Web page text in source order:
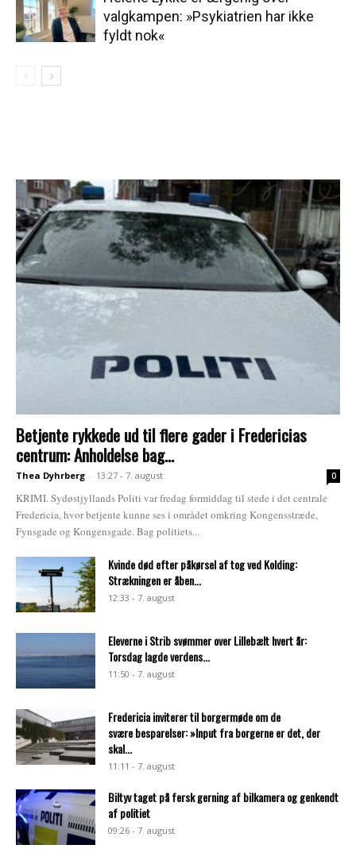
valgkampen: »Psykiatrien har ikke
fyldt nok«
Betjente rykkede ud til flere gader i Fredericias
centrum: Anholdelse bag...
Thea Dyhrberg - 13:27 - 7. august 0
KRIMI. Sydøstjyllands Politi var fredag formiddag til stede i det centrale
Fredericia, hvor betjente kunne ses i området omkring Kongensstræde,
Fynsgade og Kongensgade. Bag politiets...
Kvinde død efter påkørsel af tog ved Kolding:
Strækningen er åben...
12:33 - 7. august
Eleverne i Strib svømmer over Lillebælt hvert år:
Torsdag lagde verdens...
11:50 - 7. august
Fredericia inviterer til borgermøde om de
svære besparelser: »Input fra borgerne er det, der
skal...
11:11 - 7. august
Biltyv taget på fersk gerning af bilkamera og genkendt
af politiet
09:26 - 7. august